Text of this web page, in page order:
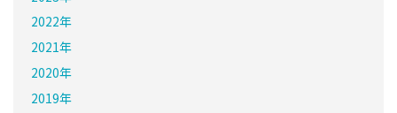
2022年
2021年
2020年
2019年